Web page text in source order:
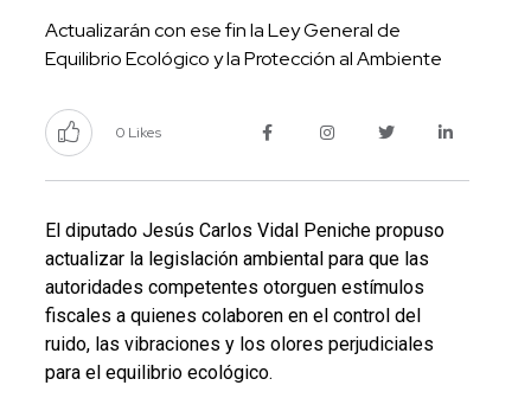
Actualizarán con ese fin la Ley General de
Equilibrio Ecológico y la Protección al Ambiente
0 Likes
El diputado Jesús Carlos Vidal Peniche propuso
actualizar la legislación ambiental para que las
autoridades competentes otorguen estímulos
fiscales a quienes colaboren en el control del
ruido, las vibraciones y los olores perjudiciales
para el equilibrio ecológico.